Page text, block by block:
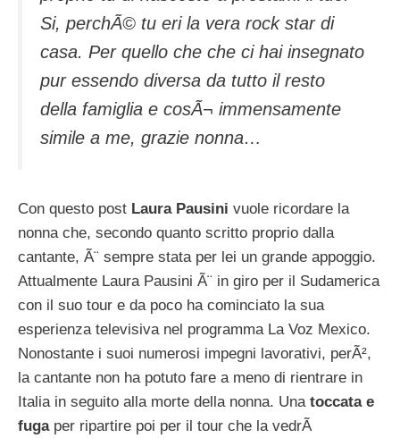
Si, perchÃ© tu eri la vera rock star di
casa. Per quello che che ci hai insegnato
pur essendo diversa da tutto il resto
della famiglia e cosÃ¬ immensamente
simile a me, grazie nonna…
Con questo post Laura Pausini vuole ricordare la
nonna che, secondo quanto scritto proprio dalla
cantante, Ã¨ sempre stata per lei un grande appoggio.
Attualmente Laura Pausini Ã¨ in giro per il Sudamerica
con il suo tour e da poco ha cominciato la sua
esperienza televisiva nel programma La Voz Mexico.
Nonostante i suoi numerosi impegni lavorativi, perÃ²,
la cantante non ha potuto fare a meno di rientrare in
Italia in seguito alla morte della nonna. Una toccata e
fugaper ripartire poi per il tour che la vedrÃ